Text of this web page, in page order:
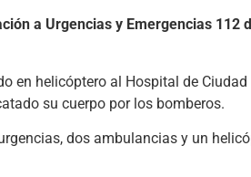
a Urgencias y Emergencias 112
en helicóptero al Hospital de Ciudad
su cuerpo por los bomberos.
dos ambulancias y un